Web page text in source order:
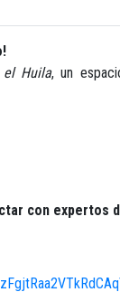
el Huila, un
con expertos